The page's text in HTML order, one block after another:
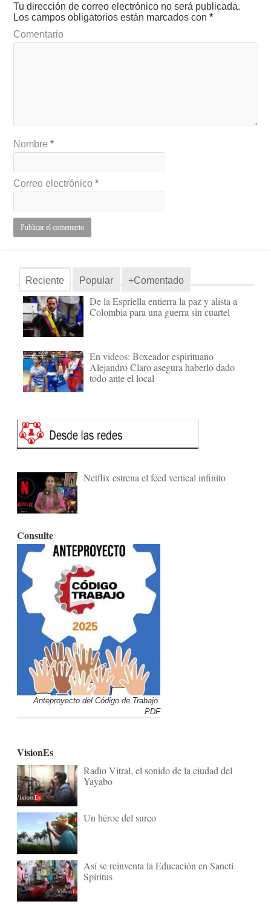
Tu dirección de correo electrónico no será publicada.
Los campos obligatorios están marcados con*
Comentario
Nombre*
Correo electrónico*
Reciente Popular +Comentado
De la Espriella entierra la paz y alista a
Colombia para una guerra sin cuartel
En videos: Boxeador espirituano
Alejandro Claro asegura haberlo dado
todo ante el local
Netflix estrena el feed vertical infinito
Consulte
Anteproyecto del Código de Trabajo.
PDF
VisionEs
Radio Vitral, el sonido de la ciudad del
Yayabo
Un héroe del surco
Así se reinventa la Educación en Sancti
Spíritus